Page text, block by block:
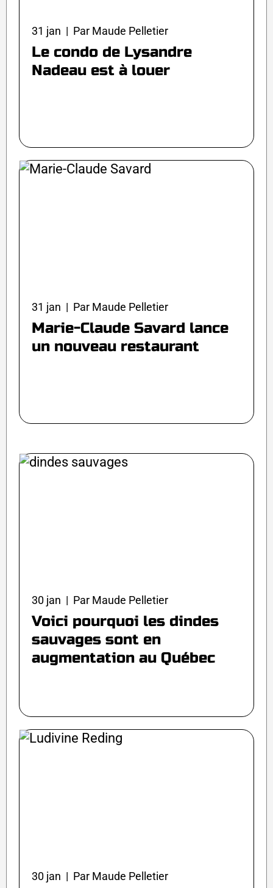
31 jan | Par Maude Pelletier
Le condo de Lysandre
Nadeau est à louer
31 jan | Par Maude Pelletier
Marie-Claude Savard lance
un nouveau restaurant
30 jan | Par Maude Pelletier
Voici pourquoi les dindes
sauvages sont en
augmentation au Québec
30 jan | Par Maude Pelletier